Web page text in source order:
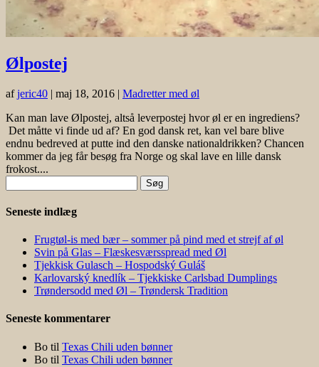
Ølpostej
afjeric40 | maj 18, 2016 | Madretter med øl
Kan man lave Ølpostej, altså leverpostej hvor øl er en ingrediens?
Det måtte vi finde ud af? En god dansk ret, kan vel bare blive
endnu bedreved at putte ind den danske nationaldrikken? Chancen
kommer da jeg får besøg fra Norge og skal lave en lille dansk
frokost....
efter:
Seneste indlæg
Frugtøl-is med bær – sommer på pind med et strejf af øl
Svin på Glas – Flæskesværsspread med Øl
Tjekkisk Gulasch – Hospodský Guláš
Karlovarský knedlík – Tjekkiske Carlsbad Dumplings
Trøndersodd med Øl – Trøndersk Tradition
Seneste kommentarer
Bo til Texas Chili uden bønner
Bo til Texas Chili uden bønner